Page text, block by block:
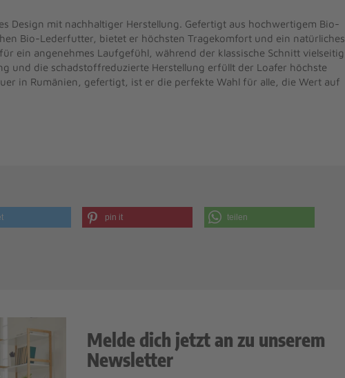
Design mit nachhaltiger Herstellung. Gefertigt aus hochwertigem Bio-
Bio-Lederfutter, bietet er höchsten Tragekomfort und ein natürliches
ein angenehmes Laufgefühl, während der klassische Schnitt vielseitig
und die schadstoffreduzierte Herstellung erfüllt der Loafer höchste
in Rumänien, gefertigt, ist er die perfekte Wahl für alle, die Wert auf
pin it teilen
Melde dich jetzt an zu unserem
Newsletter